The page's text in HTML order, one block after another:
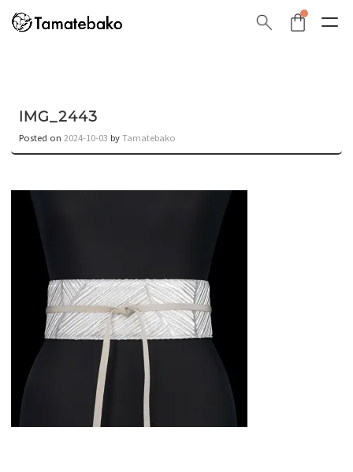
IMG_2443
Posted on 2024-10-03 byTamatebako